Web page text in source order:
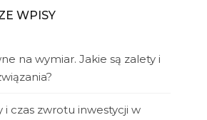
WPISY
na wymiar. Jakie są zalety i
i czas zwrotu inwestycji w